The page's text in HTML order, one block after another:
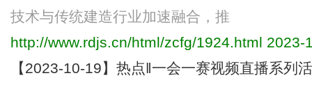
技术与传统建造行业加速融合，推
http://www.rdjs.cn/html/zcfg/1924.html 2023-
【2023-10-19】热点‖一会一赛视频直播系列